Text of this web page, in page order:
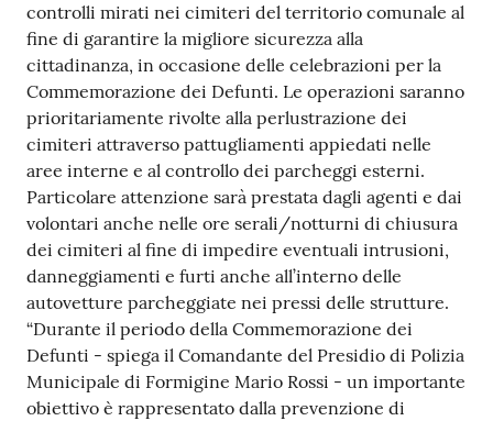
Tutti
gli
argomenti...
Seguici
su
controlli mirati nei cimiteri del territorio comunale al
fine di garantire la migliore sicurezza alla
cittadinanza, in occasione delle celebrazioni per la
Commemorazione dei Defunti. Le operazioni saranno
prioritariamente rivolte alla perlustrazione dei
cimiteri attraverso pattugliamenti appiedati nelle
aree interne e al controllo dei parcheggi esterni.
Particolare attenzione sarà prestata dagli agenti e dai
volontari anche nelle ore serali/notturni di chiusura
dei cimiteri al fine di impedire eventuali intrusioni,
danneggiamenti e furti anche all’interno delle
autovetture parcheggiate nei pressi delle strutture.
“Durante il periodo della Commemorazione dei
Defunti - spiega il Comandante del Presidio di Polizia
Municipale di Formigine Mario Rossi - un importante
obiettivo è rappresentato dalla prevenzione di